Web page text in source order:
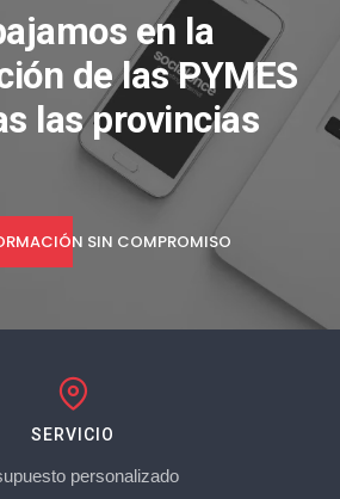
en la
de las PYMES
las provincias
SIN COMPROMISO
SERVICIO
personalizado